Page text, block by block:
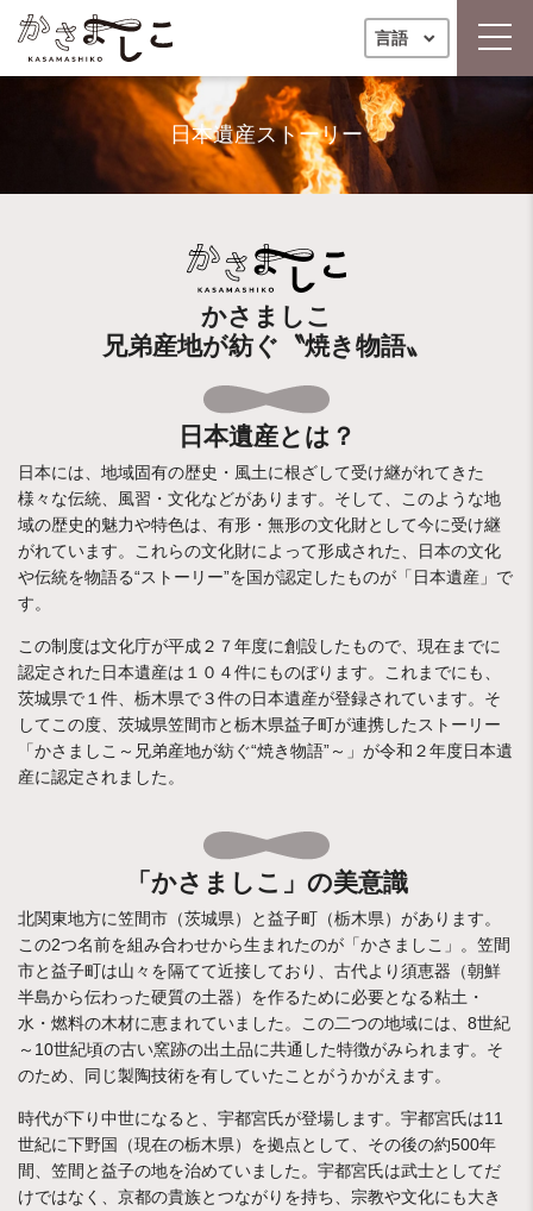
言語
日本遺産ストーリー
かさましこ
兄弟産地が紡ぐ〝焼き物語〟
日本遺産とは？
日本には、地域固有の歴史・風土に根ざして受け継がれてきた
様々な伝統、風習・文化などがあります。そして、このような地
域の歴史的魅力や特色は、有形・無形の文化財として今に受け継
がれています。これらの文化財によって形成された、日本の文化
や伝統を物語る“ストーリー”を国が認定したものが「日本遺産」で
す。
この制度は文化庁が平成２７年度に創設したもので、現在までに
認定された日本遺産は１０４件にものぼります。これまでにも、
茨城県で１件、栃木県で３件の日本遺産が登録されています。そ
してこの度、茨城県笠間市と栃木県益子町が連携したストーリー
「かさましこ～兄弟産地が紡ぐ“焼き物語”～」が令和２年度日本遺
産に認定されました。
「かさましこ」の美意識
北関東地方に笠間市（茨城県）と益子町（栃木県）があります。
この2つ名前を組み合わせから生まれたのが「かさましこ」。笠間
市と益子町は山々を隔てて近接しており、古代より須恵器（朝鮮
半島から伝わった硬質の土器）を作るために必要となる粘土・
水・燃料の木材に恵まれていました。この二つの地域には、8世紀
～10世紀頃の古い窯跡の出土品に共通した特徴がみられます。そ
のため、同じ製陶技術を有していたことがうかがえます。
時代が下り中世になると、宇都宮氏が登場します。宇都宮氏は11
世紀に下野国（現在の栃木県）を拠点として、その後の約500年
間、笠間と益子の地を治めていました。宇都宮氏は武士としてだ
けではなく、京都の貴族とつながりを持ち、宗教や文化にも大き